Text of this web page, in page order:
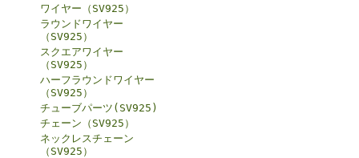
ワイヤー（SV925）
ラウンドワイヤー
（SV925）
スクエアワイヤー
（SV925）
ハーフラウンドワイヤー
（SV925）
チューブパーツ(SV925)
チェーン（SV925）
ネックレスチェーン
（SV925）